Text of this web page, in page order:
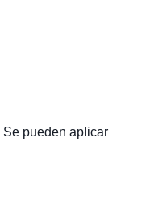
Se pueden aplicar